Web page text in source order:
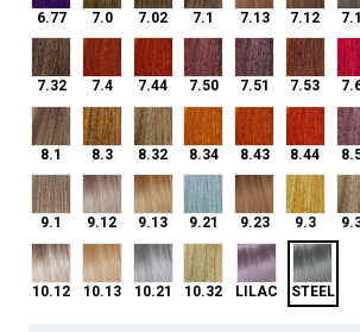
6.77 7.0 7.02 7.1 7.13 7.12
7.32
7.32
7.4
7.4
7.44
7.44
7.50
7.50
7.51
7.51
7.53
7.53
8.1
8.1
8.3
8.3
8.32
8.32
8.34
8.34
8.43
8.43
8.44
8.44
9.1
9.1
9.12
9.12
9.13
9.13
9.21
9.21
9.23
9.23
9.3
9.3
10.12
10.12
10.13
10.13
10.21
10.21
10.32
10.32
LILAC
LILAC
STEEL
STEEL